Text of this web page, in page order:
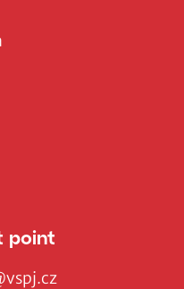
point